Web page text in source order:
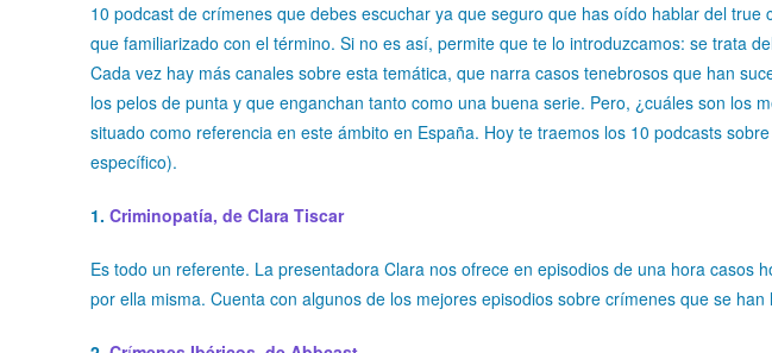
10 podcast de crímenes que debes escuchar ya que seguro que has oído hablar del
que familiarizado con el término. Si no es así, permite que te lo introduzcamos: se trata
Cada vez hay más canales sobre esta temática, que narra casos tenebrosos que han
los pelos de punta y que enganchan tanto como una buena serie. Pero, ¿cuáles son los
situado como referencia en este ámbito en España. Hoy te traemos los 10 podcasts
específico).
1. Criminopatía, de Clara Tiscar
Es todo un referente. La presentadora Clara nos ofrece en episodios de una hora casos
por ella misma. Cuenta con algunos de los mejores episodios sobre crímenes que se